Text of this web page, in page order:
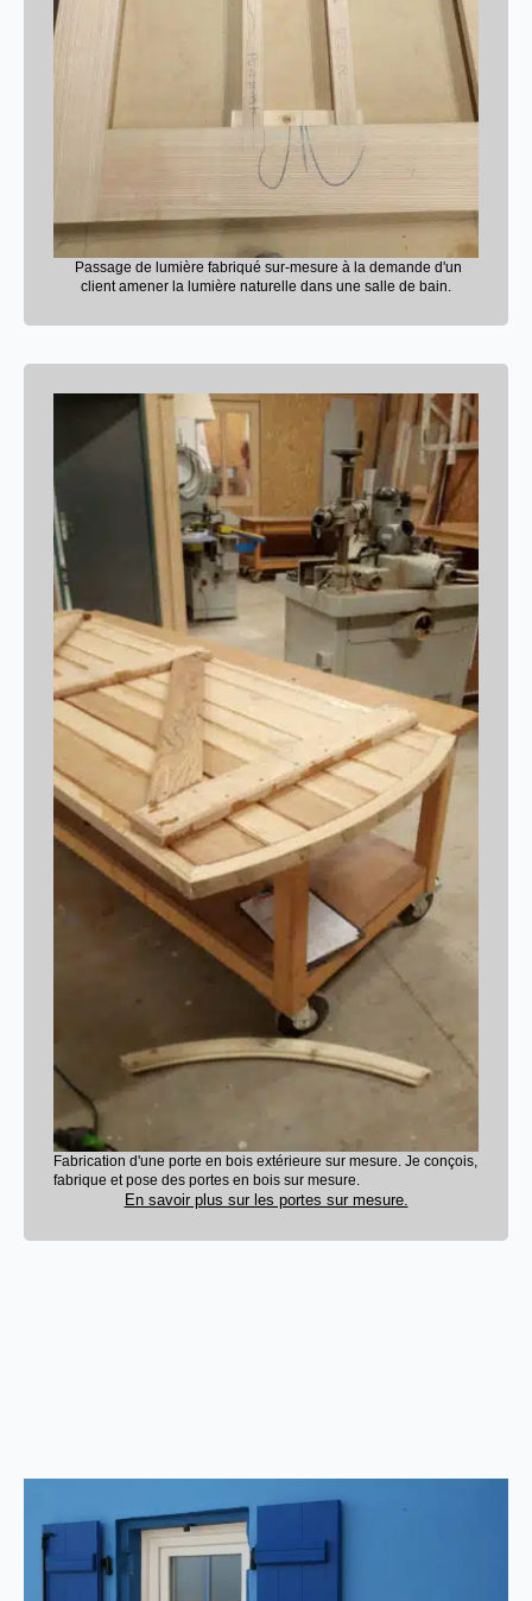
Passage de lumière fabriqué sur-mesure à la demande d'un
client amener la lumière naturelle dans une salle de bain.
Fabrication d'une porte en bois extérieure sur mesure. Je conçois,
fabrique et pose des portes en bois sur mesure.
En savoir plus sur les portes sur mesure.